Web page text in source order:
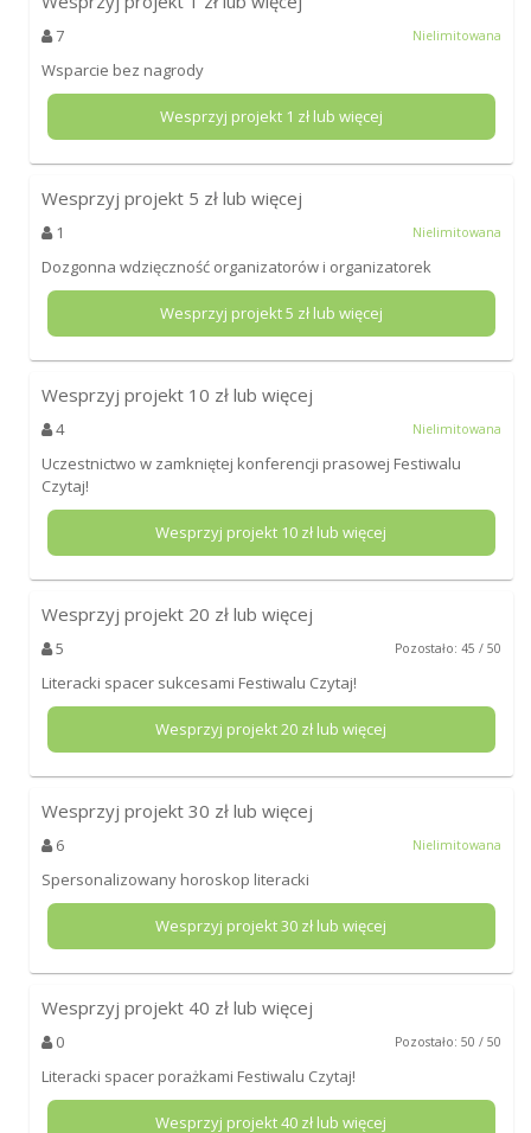
7 Nielimitowana
Wsparcie bez nagrody
Wesprzyj projekt 1 zł lub więcej
Wesprzyj projekt 5 zł lub więcej
1 Nielimitowana
Dozgonna wdzięczność organizatorów i organizatorek
Wesprzyj projekt5 zł lub więcej
Wesprzyj projekt 10 zł lub więcej
4 Nielimitowana
Uczestnictwo w zamkniętej konferencji prasowej Festiwalu
Czytaj!
Wesprzyj projekt 10 zł lub więcej
Wesprzyj projekt 20 zł lub więcej
5 Pozostało: 45 / 50
Literacki spacer sukcesami Festiwalu Czytaj!
Wesprzyj projekt20 zł lub więcej
Wesprzyj projekt 30 zł lub więcej
6 Nielimitowana
Spersonalizowany horoskop literacki
Wesprzyj projekt30 zł lub więcej
Wesprzyj projekt 40 zł lub więcej
0 Pozostało: 50 / 50
Literacki spacer porażkami Festiwalu Czytaj!
Wesprzyj projekt40 zł lub więcej